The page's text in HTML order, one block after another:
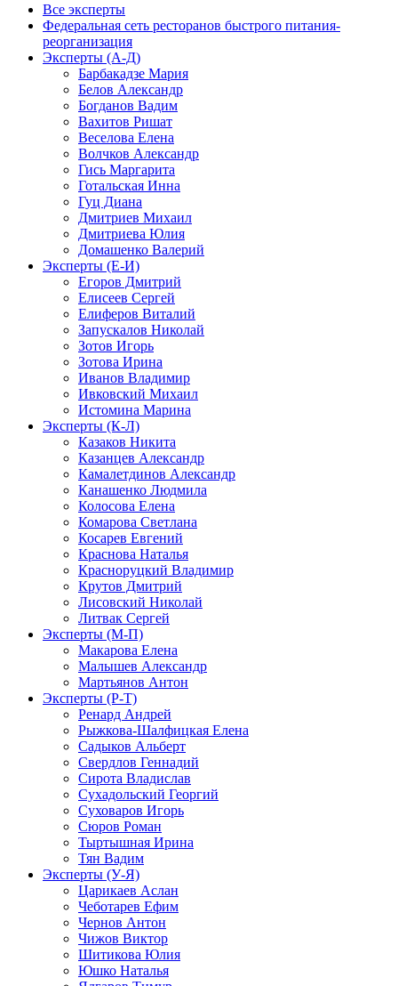
Все эксперты
Федеральная сеть ресторанов быстрого питания-
реорганизация
Эксперты (А-Д)
Барбакадзе Мария
Белов Александр
Богданов Вадим
Вахитов Ришат
Веселова Елена
Волчков Александр
Гись Маргарита
Готальская Инна
Гуц Диана
Дмитриев Михаил
Дмитриева Юлия
Домашенко Валерий
Эксперты (Е-И)
Егоров Дмитрий
Елисеев Сергей
Елиферов Виталий
Запускалов Николай
Зотов Игорь
Зотова Ирина
Иванов Владимир
Ивковский Михаил
Истомина Марина
Эксперты (К-Л)
Казаков Никита
Казанцев Александр
Камалетдинов Александр
Канашенко Людмила
Колосова Елена
Комарова Светлана
Косарев Евгений
Краснова Наталья
Красноруцкий Владимир
Крутов Дмитрий
Лисовский Николай
Литвак Сергей
Эксперты (М-П)
Макарова Елена
Малышев Александр
Мартьянов Антон
Эксперты (Р-Т)
Ренард Андрей
Рыжкова-Шалфицкая Елена
Садыков Альберт
Свердлов Геннадий
Сирота Владислав
Сухадольский Георгий
Суховаров Игорь
Сюров Роман
Тыртышная Ирина
Тян Вадим
Эксперты (У-Я)
Царикаев Аслан
Чеботарев Ефим
Чернов Антон
Чижов Виктор
Шитикова Юлия
Юшко Наталья